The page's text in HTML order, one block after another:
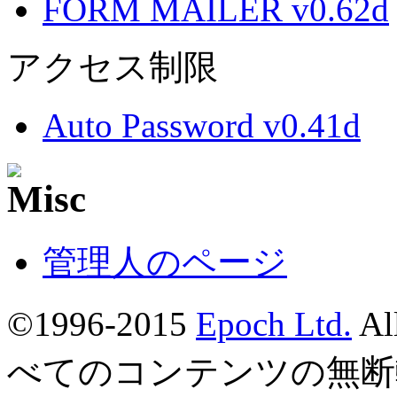
FORM MAILER v0.62d
アクセス制限
Auto Password v0.41d
管理人のページ
©1996-2015 Epoch Ltd.
べてのコンテンツの無